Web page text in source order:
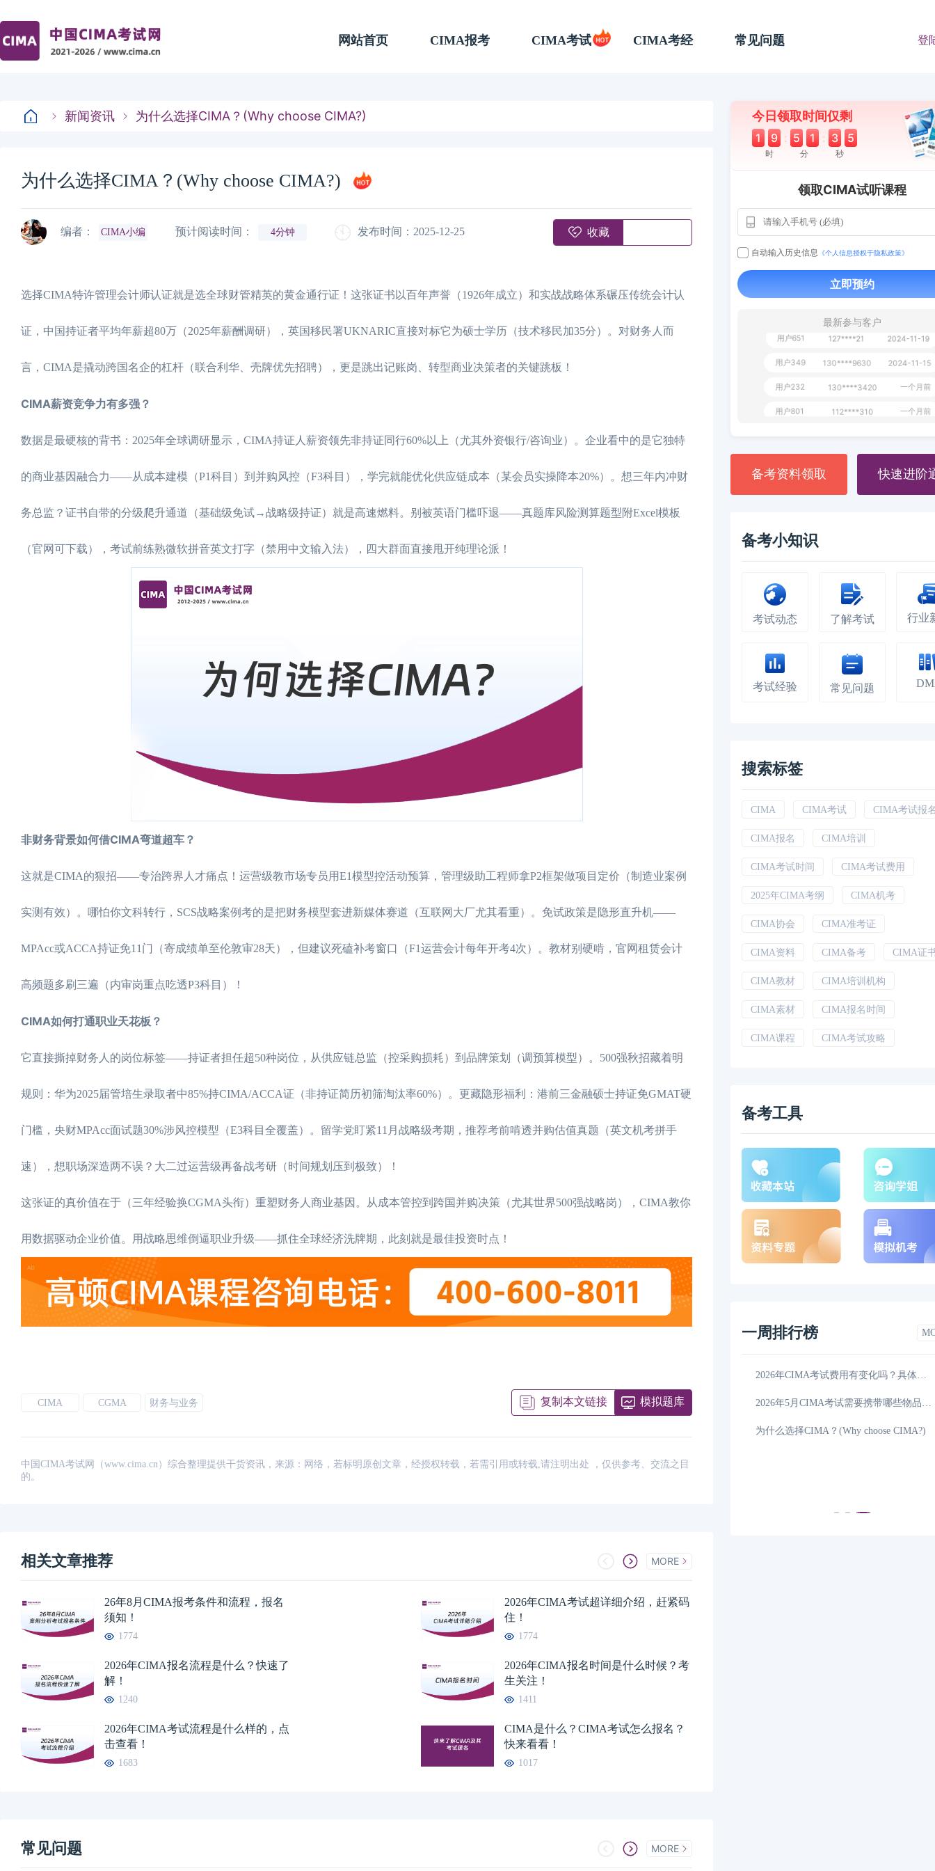
网站首页 CIMA报考 CIMA考试 CIMA考经 常见问题 登
新闻资讯 为什么选择CIMA？(Why choose CIMA?)
为什么选择CIMA？(Why choose CIMA?)
编者： CIMA小编 预计阅读时间： 4分钟 发布时间：2025-12-25 收藏
选择CIMA特许管理会计师认证就是选全球财管精英的黄金通行证！这张证书以百年声誉（1926年成立）和实战战略体系碾压传统会计认
证，中国持证者平均年薪超80万（2025年薪酬调研），英国移民署UKNARIC直接对标它为硕士学历（技术移民加35分）。对财务人而
言，CIMA是撬动跨国名企的杠杆（联合利华、壳牌优先招聘），更是跳出记账岗、转型商业决策者的关键跳板！
CIMA薪资竞争力有多强？
数据是最硬核的背书：2025年全球调研显示，CIMA持证人薪资领先非持证同行60%以上（尤其外资银行/咨询业）。企业看中的是它独特
的商业基因融合力——从成本建模（P1科目）到并购风控（F3科目），学完就能优化供应链成本（某会员实操降本20%）。想三年内冲财
务总监？证书自带的分级爬升通道（基础级免试→战略级持证）就是高速燃料。别被英语门槛吓退——真题库风险测算题型附Excel模板
（官网可下载），考试前练熟微软拼音英文打字（禁用中文输入法），四大群面直接甩开纯理论派！
非财务背景如何借CIMA弯道超车？
这就是CIMA的狠招——专治跨界人才痛点！运营级教市场专员用E1模型控活动预算，管理级助工程师拿P2框架做项目定价（制造业案例
实测有效）。哪怕你文科转行，SCS战略案例考的是把财务模型套进新媒体赛道（互联网大厂尤其看重）。免试政策是隐形直升机——
MPAcc或ACCA持证免11门（寄成绩单至伦敦审28天），但建议死磕补考窗口（F1运营会计每年开考4次）。教材别硬啃，官网租赁会计
高频题多刷三遍（内审岗重点吃透P3科目）！
CIMA如何打通职业天花板？
它直接撕掉财务人的岗位标签——持证者担任超50种岗位，从供应链总监（控采购损耗）到品牌策划（调预算模型）。500强秋招藏着明
规则：华为2025届管培生录取者中85%持CIMA/ACCA证（非持证简历初筛淘汰率60%）。更藏隐形福利：港前三金融硕士持证免GMAT硬
门槛，央财MPAcc面试题30%涉风控模型（E3科目全覆盖）。留学党盯紧11月战略级考期，推荐考前啃透并购估值真题（英文机考拼手
速），想职场深造两不误？大二过运营级再备战考研（时间规划压到极致）！
这张证的真价值在于（三年经验换CGMA头衔）重塑财务人商业基因。从成本管控到跨国并购决策（尤其世界500强战略岗），CIMA教你
用数据驱动企业价值。用战略思维倒逼职业升级——抓住全球经济洗牌期，此刻就是最佳投资时点！
CIMA CGMA 财务与业务 复制本文链接 模拟题库
中国CIMA考试网（www.cima.cn）综合整理提供干货资讯，来源：网络，若标明原创文章，经授权转载，若需引用或转载,请注明出处 ，仅供参考、交流之目
的。
相关文章推荐 MORE
26年8月CIMA报考条件和流程，报名
须知！
1774
2026年CIMA考试超详细介绍，赶紧码
住！
1774
2026年CIMA报名流程是什么？快速了
解！
1240
2026年CIMA报名时间是什么时候？考
生关注！
1411
2026年CIMA考试流程是什么样的，点
击查看！
1683
CIMA是什么？CIMA考试怎么报名？
快来看看！
1017
常见问题 MORE
今日领取时间仅剩
1 9 : 5 1 : 3 4
时 分 秒
领取CIMA试听课程
自动输入历史信息 《个人信息授权于隐私政策》
立即预约
最新参与客户
112****290
用户349
用户232
用户801
**dAB 130****2737 2024-10-10
用户987 130****6344 2024-09-13
备考资料领取 快速进阶
备考小知识
考试动态 了解考试 行业
考试经验 常见问题
搜索标签
CIMA CIMA考试 CIMA考试报
CIMA报名 CIMA培训
CIMA考试时间 CIMA考试费用
2025年CIMA考纲 CIMA机考
CIMA协会 CIMA准考证
CIMA资料 CIMA备考 CIMA证
CIMA教材 CIMA培训机构
CIMA素材 CIMA报名时间
CIMA课程 CIMA考试攻略
备考工具
一周排行榜
26年8月CIMA考试时间是哪天？点击 04-03
为什么选择CIMA？(Why choose CIMA?)